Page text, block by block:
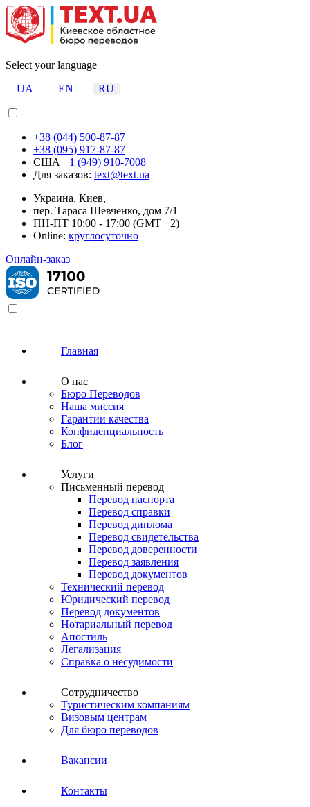
Select your language
UA
EN RU
+38 (044) 500-87-87
+38 (095) 917-87-87
США +1 (949) 910-7008
Для заказов: text@text.ua
Украина, Киев,
пер. Тараса Шевченко, дом 7/1
ПН-ПТ 10:00 - 17:00 (GMT +2)
Online: круглосуточно
Онлайн-заказ
Главная
О нас
Бюро Переводов
Наша миссия
Гарантии качества
Конфиденциальность
Блог
Услуги
Письменный перевод
Перевод паспорта
Перевод справки
Перевод диплома
Перевод свидетельства
Перевод доверенности
Перевод заявления
Перевод документов
Технический перевод
Юридический перевод
Перевод документов
Нотариальный перевод
Апостиль
Легализация
Справка о несудимости
Сотрудничество
Туристическим компаниям
Визовым центрам
Для бюро переводов
Вакансии
Контакты